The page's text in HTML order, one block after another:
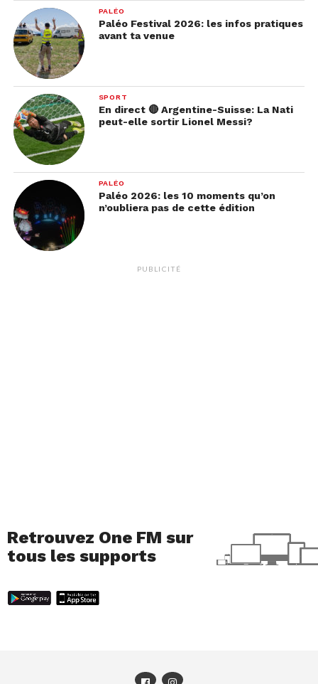
PALÉO
Paléo Festival 2026: les infos pratiques
avant ta venue
SPORT
En direct 🔴 Argentine-Suisse: La Nati
peut-elle sortir Lionel Messi?
PALÉO
Paléo 2026: les 10 moments qu’on
n’oubliera pas de cette édition
PUBLICITÉ
Retrouvez One FM sur
tous les supports